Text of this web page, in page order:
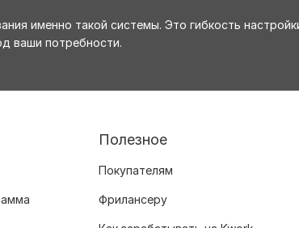
именно такой системы. Это гибкость
ваши потребности.
Полезное
Покупателям
Фрилансеру